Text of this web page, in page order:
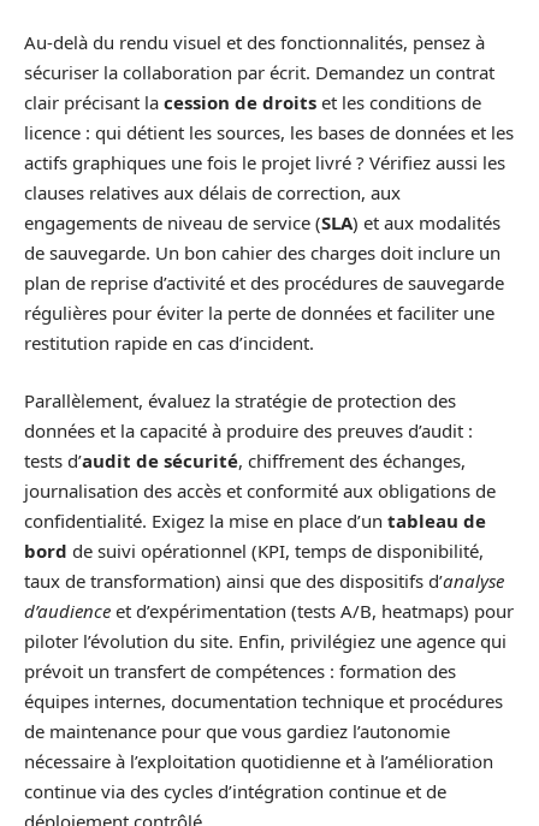
Au-delà du rendu visuel et des fonctionnalités, pensez à
sécuriser la collaboration par écrit. Demandez un contrat
clair précisant la cession de droits et les conditions de
licence : qui détient les sources, les bases de données et les
actifs graphiques une fois le projet livré ? Vérifiez aussi les
clauses relatives aux délais de correction, aux
engagements de niveau de service (SLA) et aux modalités
de sauvegarde. Un bon cahier des charges doit inclure un
plan de reprise d’activité et des procédures de sauvegarde
régulières pour éviter la perte de données et faciliter une
restitution rapide en cas d’incident.
Parallèlement, évaluez la stratégie de protection des
données et la capacité à produire des preuves d’audit :
tests d’audit de sécurité, chiffrement des échanges,
journalisation des accès et conformité aux obligations de
confidentialité. Exigez la mise en place d’un tableau de
bord de suivi opérationnel (KPI, temps de disponibilité,
taux de transformation) ainsi que des dispositifs d’analyse
d’audience et d’expérimentation (tests A/B, heatmaps) pour
piloter l’évolution du site. Enfin, privilégiez une agence qui
prévoit un transfert de compétences : formation des
équipes internes, documentation technique et procédures
de maintenance pour que vous gardiez l’autonomie
nécessaire à l’exploitation quotidienne et à l’amélioration
continue via des cycles d’intégration continue et de
déploiement contrôlé.